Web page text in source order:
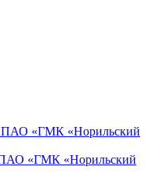
ПАО «ГМК «Норильский
ПАО «ГМК «Норильский